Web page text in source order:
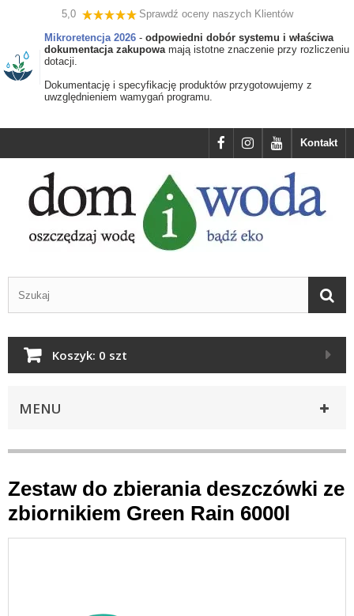
5,0
Sprawdź oceny naszych Klientów
Mikroretencja 2026 - odpowiedni dobór systemu i właściwa
dokumentacja zakupowamają istotne znaczenie przy rozliczeniu
dotacji.
Dokumentację i specyfikację produktów przygotowujemy z
uwzględnieniem wamygań programu.
Kontakt
Koszyk: 0 szt
MENU
Zestaw do zbierania deszczówki ze
zbiornikiem Green Rain 6000l